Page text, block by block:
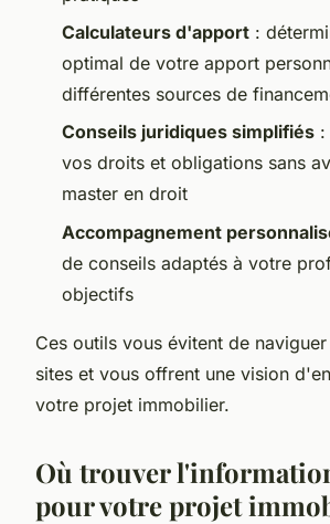
Calculateurs d'apport :
optimal de votre apport
différentes sources de
Conseils juridiques simplifiés :
vos droits et obligations sans
master en droit
Accompagnement
de conseils adaptés à votre
objectifs
Ces outils vous évitent de
sites et vous offrent une vision
votre projet immobilier.
Où trouver
pour votre projet